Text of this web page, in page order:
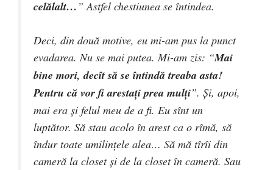
celălalt… ” Astfel chestiunea se întindea.
Deci, din două motive, eu mi-am pus la punct
evadarea. Nu se mai putea. Mi-am zis: “Mai
bine mori, decît să se întindă treaba asta!
Pentru că vor fi arestaţi prea mulţi”. Şi, apoi,
mai era şi felul meu de a fi. Eu sînt un
luptător. Să stau acolo în arest ca o rîmă, să
îndur toate umilinţele alea… Să mă tîrîi din
cameră la closet şi de la closet în cameră. Sau